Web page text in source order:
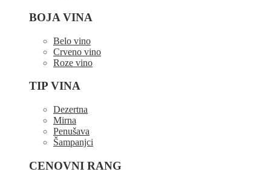
BOJA VINA
Belo vino
Crveno vino
Roze vino
TIP VINA
Dezertna
Mirna
Penušava
Šampanjci
CENOVNI RANG